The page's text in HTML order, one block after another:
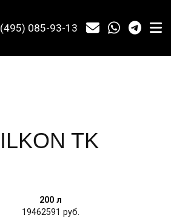
085-93-13
TK
200 л
19462591